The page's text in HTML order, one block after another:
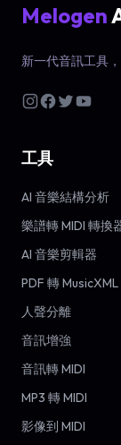
Melogen
新一代音訊工具
工具
AI 音樂結構分析
樂譜轉 MIDI 轉換
AI 音樂剪輯器
PDF 轉 MusicXML
人聲分離
音訊增強
音訊轉 MIDI
MP3 轉 MIDI
影像到 MIDI